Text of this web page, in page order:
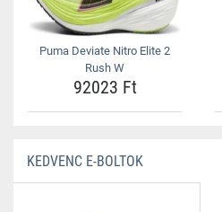
Puma Deviate Nitro Elite 2
Rush W
92023 Ft
KEDVENC E-BOLTOK